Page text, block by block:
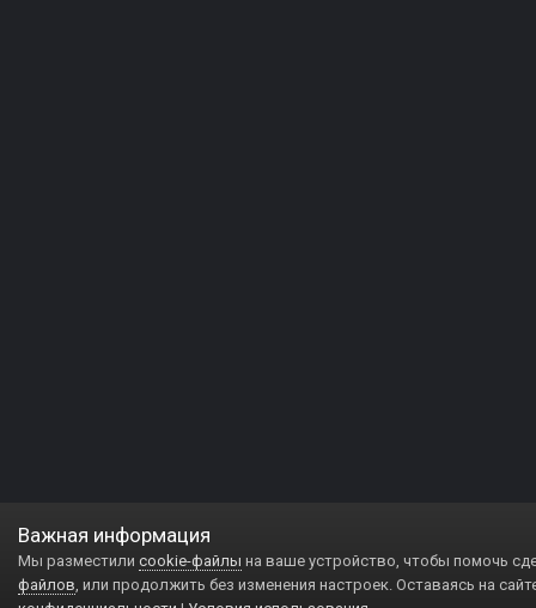
Важная информация
Мы разместили cookie-файлы на ваше устройство, чтобы помочь
файлов, или продолжить без изменения настроек. Оставаясь на